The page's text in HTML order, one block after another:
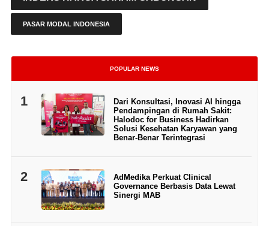
PASAR MODAL INDONESIA
POPULAR NEWS
1
Dari Konsultasi, Inovasi AI hingga
Pendampingan di Rumah Sakit:
Halodoc for Business Hadirkan
Solusi Kesehatan Karyawan yang
Benar-Benar Terintegrasi
2
AdMedika Perkuat Clinical
Governance Berbasis Data Lewat
Sinergi MAB